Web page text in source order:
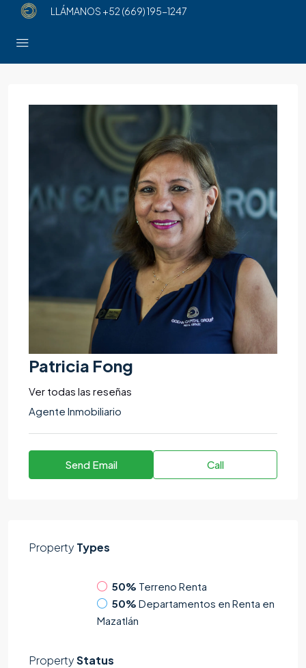
LLÁMANOS +52 (669) 195-1247
Patricia Fong
Ver todas las reseñas
Agente Inmobiliario
Send Email Call
Property Types
50% Terreno Renta
50% Departamentos en Renta en
Mazatlán
PropertyStatus